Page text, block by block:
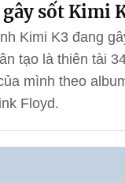
sốt Kimi
Kimi K3 đang
tạo là thiên tài
mình theo
Floyd.